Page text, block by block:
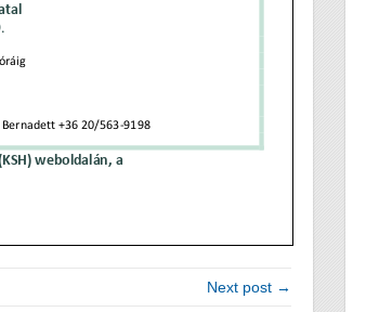
Next post →